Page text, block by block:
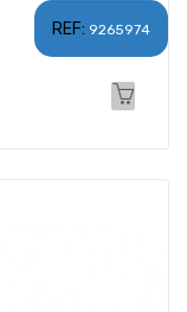
REF: 9265974